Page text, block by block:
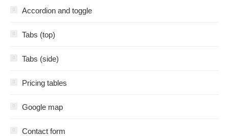
Accordion and toggle
Tabs (top)
Tabs (side)
Pricing tables
Google map
Contact form